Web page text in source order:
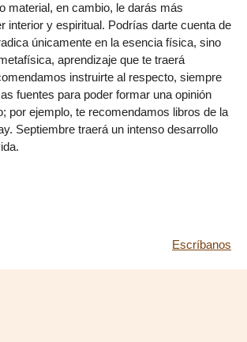
material, en cambio, le darás más
interior y espiritual. Podrías darte cuenta de
únicamente en la esencia física, sino
aprendizaje que te traerá
instruirte al respecto, siempre
fuentes para poder formar una opinión
por ejemplo, te recomendamos libros de la
Septiembre traerá un intenso desarrollo
Escríbanos